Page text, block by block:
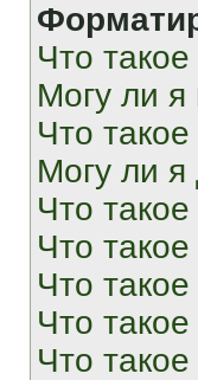
Что
Могу ли я
Что
Могу ли
Что
Что
Что
Что
Что